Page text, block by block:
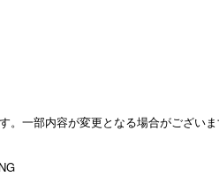
。一部内容が変更となる場合がございま
NG